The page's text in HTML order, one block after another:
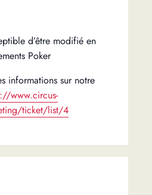
d’être modifié en
Poker
informations sur notre
www.circus-
ticket/list/4